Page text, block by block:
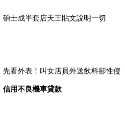
碩士成半套店天王貼文說明一切
先看外表！叫女店員外送飲料卻性侵
信用不良機車貸款